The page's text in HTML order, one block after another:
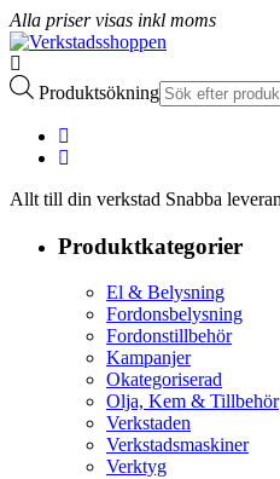
Alla priser visas inkl moms
Produktsökning
Allt till din verkstad Snabba
Produktkategorier
El & Belysning
Fordonsbelysning
Fordonstillbehör
Kampanjer
Okategoriserad
Olja, Kem & Tillbehör
Verkstaden
Verkstadsmaskiner
Verktyg